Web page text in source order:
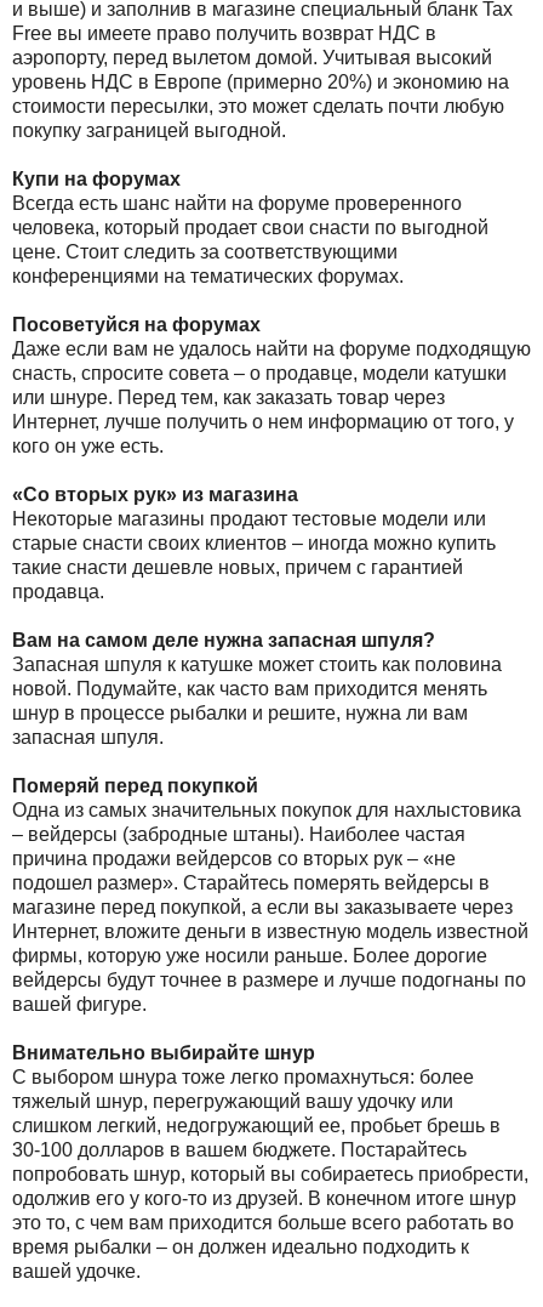
и выше) и заполнив в магазине специальный бланк Tax
Free вы имеете право получить возврат НДС в
аэропорту, перед вылетом домой. Учитывая высокий
уровень НДС в Европе (примерно 20%) и экономию на
стоимости пересылки, это может сделать почти любую
покупку заграницей выгодной.
Купи на форумах
Всегда есть шанс найти на форуме проверенного
человека, который продает свои снасти по выгодной
цене. Стоит следить за соответствующими
конференциями на тематических форумах.
Посоветуйся на форумах
Даже если вам не удалось найти на форуме подходящую
снасть, спросите совета – о продавце, модели катушки
или шнуре. Перед тем, как заказать товар через
Интернет, лучше получить о нем информацию от того, у
кого он уже есть.
«Со вторых рук» из магазина
Некоторые магазины продают тестовые модели или
старые снасти своих клиентов – иногда можно купить
такие снасти дешевле новых, причем с гарантией
продавца.
Вам на самом деле нужна запасная шпуля?
Запасная шпуля к катушке может стоить как половина
новой. Подумайте, как часто вам приходится менять
шнур в процессе рыбалки и решите, нужна ли вам
запасная шпуля.
Померяй перед покупкой
Одна из самых значительных покупок для нахлыстовика
– вейдерсы (забродные штаны). Наиболее частая
причина продажи вейдерсов со вторых рук – «не
подошел размер». Старайтесь померять вейдерсы в
магазине перед покупкой, а если вы заказываете через
Интернет, вложите деньги в известную модель известной
фирмы, которую уже носили раньше. Более дорогие
вейдерсы будут точнее в размере и лучше подогнаны по
вашей фигуре.
Внимательно выбирайте шнур
С выбором шнура тоже легко промахнуться: более
тяжелый шнур, перегружающий вашу удочку или
слишком легкий, недогружающий ее, пробьет брешь в
30-100 долларов в вашем бюджете. Постарайтесь
попробовать шнур, который вы собираетесь приобрести,
одолжив его у кого-то из друзей. В конечном итоге шнур
это то, с чем вам приходится больше всего работать во
время рыбалки – он должен идеально подходить к
вашей удочке.